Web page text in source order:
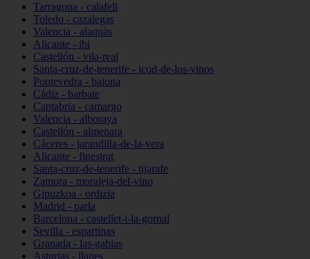
Tarragona - calafell
Toledo - cazalegas
Valencia - alaquàs
Alicante - ibi
Castellón - vila-real
Santa-cruz-de-tenerife - icod-de-los-vinos
Pontevedra - baiona
Cádiz - barbate
Cantabria - camargo
Valencia - alboraya
Castellón - almenara
Cáceres - jarandilla-de-la-vera
Alicante - finestrat
Santa-cruz-de-tenerife - tijarafe
Zamora - moraleja-del-vino
Gipuzkoa - ordizia
Madrid - parla
Barcelona - castellet-i-la-gornal
Sevilla - espartinas
Granada - las-gabias
Asturias - llanes